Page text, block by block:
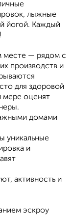
лыжные
йогой. Каждый
месте — рядом с
производств и
для здоровой
мере оценят
домами
уникальные
и
активность и
эскроу